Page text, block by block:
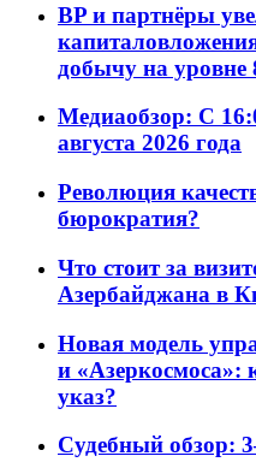
BP и партнёры
добычу на уровне
Медиаобзор: С
августа 2026 года
Революция
бюрократия?
Что стоит за
Азербайджана в
Новая модель
и «Азеркосмоса»:
указ?
Судебный обзор: